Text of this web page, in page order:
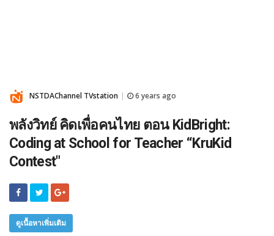
NSTDAChannel TVstation 6 years ago
พลังวิทย์ คิดเพื่อคนไทย ตอน KidBright:
Coding at School for Teacher “KruKid
Contest"
ดูเนื้อหาเพิ่มเติม